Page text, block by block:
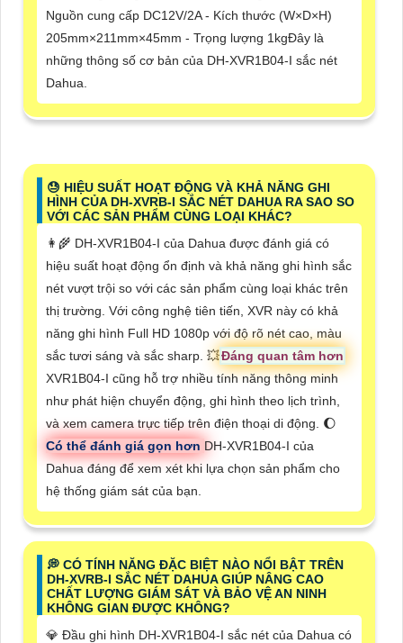
Nguồn cung cấp DC12V/2A - Kích thước (W×D×H)
205mm×211mm×45mm - Trọng lượng 1kgĐây là
những thông số cơ bản của DH-XVR1B04-I sắc nét
Dahua.
😓 HIỆU SUẤT HOẠT ĐỘNG VÀ KHẢ NĂNG GHI
HÌNH CỦA DH-XVRB-I SẮC NÉT DAHUA RA SAO SO
VỚI CÁC SẢN PHẨM CÙNG LOẠI KHÁC?
👩‍🌾 DH-XVR1B04-I của Dahua được đánh giá có
hiệu suất hoạt động ổn định và khả năng ghi hình sắc
nét vượt trội so với các sản phẩm cùng loại khác trên
thị trường. Với công nghệ tiên tiến, XVR này có khả
năng ghi hình Full HD 1080p với độ rõ nét cao, màu
sắc tươi sáng và sắc sharp. 💥Đáng quan tâm hơn
XVR1B04-I cũng hỗ trợ nhiều tính năng thông minh
như phát hiện chuyển động, ghi hình theo lịch trình,
và xem camera trực tiếp trên điện thoại di động. 🌔
Có thể đánh giá gọn hơn DH-XVR1B04-I của
Dahua đáng để xem xét khi lựa chọn sản phẩm cho
hệ thống giám sát của bạn.
️💭 CÓ TÍNH NĂNG ĐẶC BIỆT NÀO NỔI BẬT TRÊN
DH-XVRB-I SẮC NÉT DAHUA GIÚP NÂNG CAO
CHẤT LƯỢNG GIÁM SÁT VÀ BẢO VỆ AN NINH
KHÔNG GIAN ĐƯỢC KHÔNG?
💎 Đầu ghi hình DH-XVR1B04-I sắc nét của Dahua có